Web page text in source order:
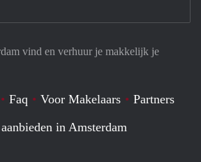
vind en verhuur je makkelijk je
Faq Voor Makelaars
Partners
in Amsterdam